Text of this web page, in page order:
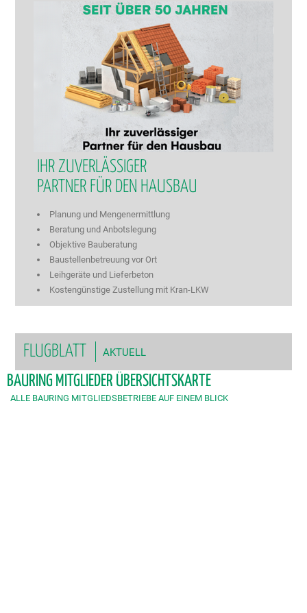
IHR ZUVERLÄSSIGER
PARTNER FÜR DEN HAUSBAU
Planung und Mengenermittlung
Beratung und Anbotslegung
Objektive Bauberatung
Baustellenbetreuung vor Ort
Leihgeräte und Lieferbeton
Kostengünstige Zustellung mit Kran-LKW
FLUGBLATT AKTUELL
BAURING MITGLIEDER ÜBERSICHTSKARTE
ALLE BAURING MITGLIEDSBETRIEBE AUF EINEM BLICK